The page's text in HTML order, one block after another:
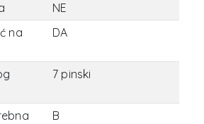
NE
na
DA
7 pinski
B